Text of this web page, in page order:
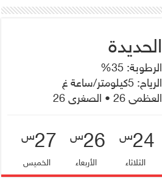
الرطوبة: 35%
الرياح: 5كيلومتر/ساعة غ
العظمى 26 • الصغرى 26
24س
الثلاثاء
26س
الأربعاء
27س
الخميس